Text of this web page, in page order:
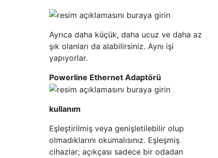
Ayrıca daha küçük, daha ucuz ve daha az
şık olanları da alabilirsiniz. Aynı işi
yapıyorlar.
Powerline Ethernet Adaptörü
kullanım
Eşleştirilmiş veya genişletilebilir olup
olmadıklarını okumalısınız. Eşleşmiş
cihazlar; açıkçası sadece bir odadan